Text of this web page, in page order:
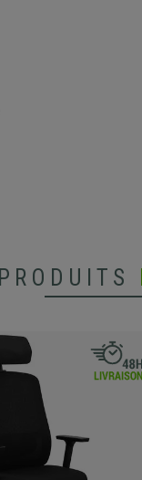
PRODUITS